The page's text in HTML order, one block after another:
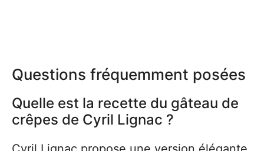
Questions fréquemment posées
Quelle est la recette du gâteau de
crêpes de Cyril Lignac ?